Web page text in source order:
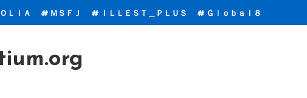
ＬＩＡ ＭＳＦＪ ＩＬＬＥＳＴ＿ＰＬＵＳ Ｇｌｏｂａｌ８